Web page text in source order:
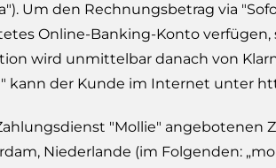
Um den Rechnungsbetrag via
Online-Banking-Konto
wird unmittelbar danach von
kann der Kunde im Internet unter
"Mollie"
Niederlande (im Folgenden: